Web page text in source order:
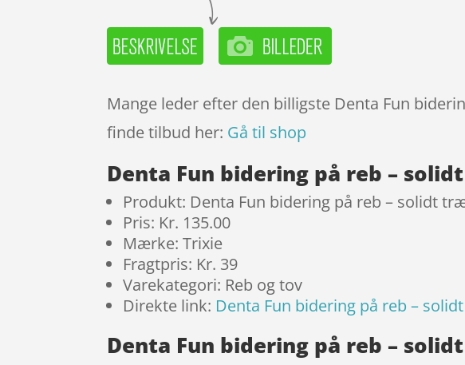
Mange leder efter den billigste Denta Fun
finde tilbud her: Gå til shop
Denta Fun bidering på reb –
Produkt: Denta Fun bidering på reb – solidt
Pris: Kr. 135.00
Mærke: Trixie
Fragtpris: Kr. 39
Varekategori: Reb og tov
Direkte link: Denta Fun bidering på reb –
Denta Fun bidering på reb –